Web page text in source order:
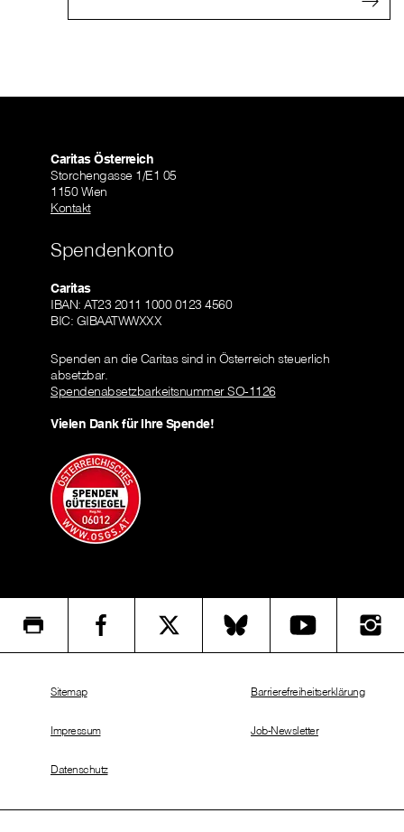
Caritas Österreich
Storchengasse 1/E1 05
1150 Wien
Kontakt
Spendenkonto
Caritas
IBAN: AT23 2011 1000 0123 4560
BIC: GIBAATWWXXX
Spenden an die Caritas sind in Österreich steuerlich
absetzbar.
Spendenabsetzbarkeitsnummer SO-1126
Vielen Dank für Ihre Spende!
Sitemap
Impressum
Datenschutz
Barrierefreiheitserklärung
Job-Newsletter